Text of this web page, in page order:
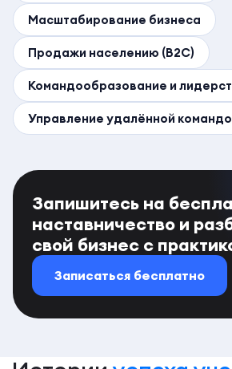
Масштабирование бизнеса
Продажи населению (B2C)
Командообразование и
Управление удалённой
Запишитесь на
наставничество и
свой бизнес с
Записаться бесплатно